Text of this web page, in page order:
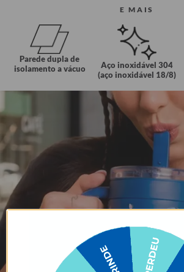
E MAIS
Parede dupla de
isolamento a vácuo
Aço inoxidável 304
(aço inoxidável 18/8)